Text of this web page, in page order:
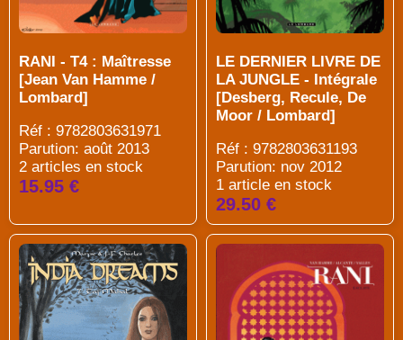
RANI - T4 : Maîtresse
[Jean Van Hamme /
Lombard]
Réf : 9782803631971
Parution: août 2013
2 articles en stock
15.95 €
LE DERNIER LIVRE DE
LA JUNGLE - Intégrale
[Desberg, Recule, De
Moor / Lombard]
Réf : 9782803631193
Parution: nov 2012
1 article en stock
29.50 €